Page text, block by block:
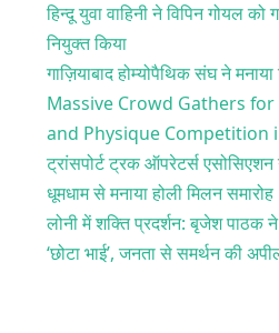
हिन्दू युवा वाहिनी ने विपिन गोयल को
नियुक्त किया
गाज़ियाबाद होम्योपैथिक संघ ने
Massive Crowd Gathers
and Physique Competition
ट्रांसपोर्ट ट्रक ऑपरेटर्स एसोसिएशन
धूमधाम से मनाया होली मिलन समारोह
लोनी में शक्ति प्रदर्शन: बृजेश पाठक ने
‘छोटा भाई’, जनता से समर्थन की